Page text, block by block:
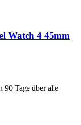
Watch 4 45mm
90 Tage über alle